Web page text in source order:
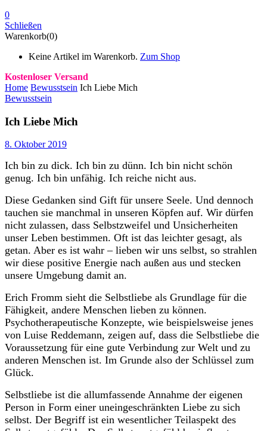
0
Schließen
Warenkorb(0)
Keine Artikel im Warenkorb. Zum Shop
Kostenloser Versand
Home Bewusstsein Ich Liebe Mich
Bewusstsein
Ich Liebe Mich
8. Oktober 2019
Ich bin zu dick. Ich bin zu dünn. Ich bin nicht schön
genug. Ich bin unfähig. Ich reiche nicht aus.
Diese Gedanken sind Gift für unsere Seele. Und dennoch
tauchen sie manchmal in unseren Köpfen auf. Wir dürfen
nicht zulassen, dass Selbstzweifel und Unsicherheiten
unser Leben bestimmen. Oft ist das leichter gesagt, als
getan. Aber es ist wahr – lieben wir uns selbst, so strahlen
wir diese positive Energie nach außen aus und stecken
unsere Umgebung damit an.
Erich Fromm sieht die Selbstliebe als Grundlage für die
Fähigkeit, andere Menschen lieben zu können.
Psychotherapeutische Konzepte, wie beispielsweise jenes
von Luise Reddemann, zeigen auf, dass die Selbstliebe die
Voraussetzung für eine gute Verbindung zur Welt und zu
anderen Menschen ist. Im Grunde also der Schlüssel zum
Glück.
Selbstliebe ist die allumfassende Annahme der eigenen
Person in Form einer uneingeschränkten Liebe zu sich
selbst. Der Begriff ist ein wesentlicher Teilaspekt des